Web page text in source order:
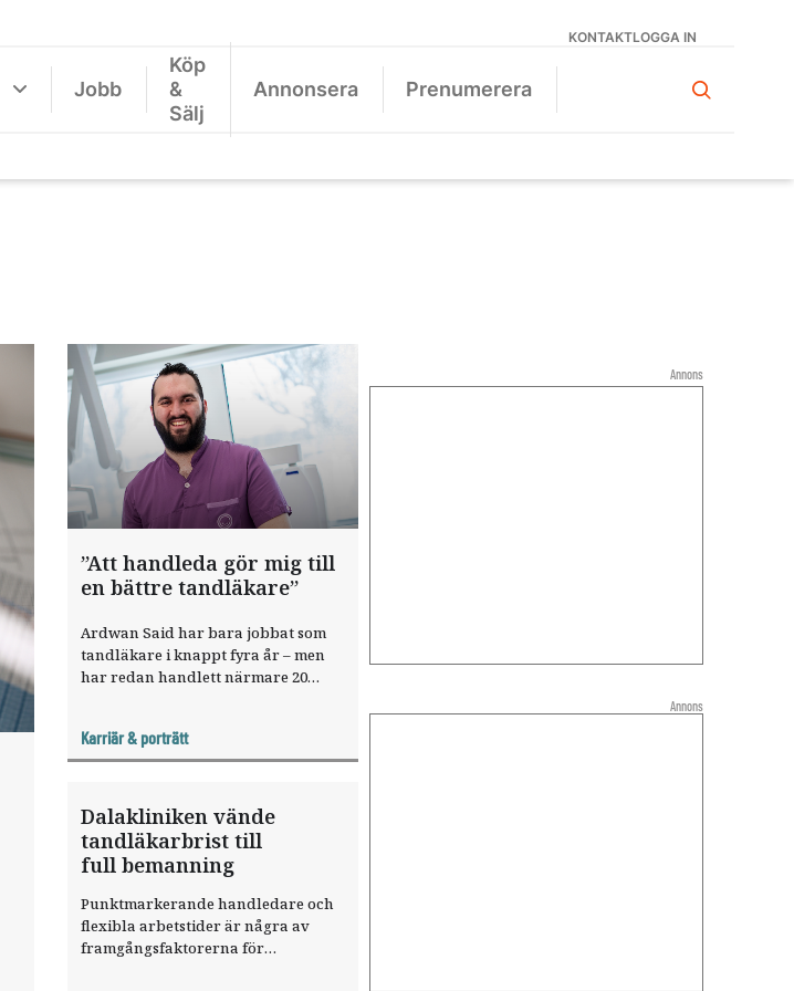
KONTAKTLOGGA IN
Jobb
Köp
&
Sälj
Annonsera Prenumerera
”Att handleda gör mig till
en bättre tandläkare”
Ardwan Said har bara jobbat som
tandläkare i knappt fyra år – men
har redan handlett närmare 20
dem som de lär sig av mig.”
Karriär & porträtt
Dalakliniken ­vände
tandläkarbrist till
full bemanning
Punktmarkerande handledare och
flexibla arbetstider är några av
framgångsfaktorerna för
Annons
Annons